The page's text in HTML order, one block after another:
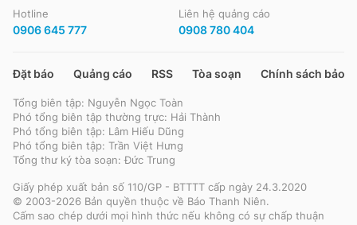
Hotline
0906 645 777
Liên hệ quảng cáo
0908 780 404
Đặt báo Quảng cáo RSS Tòa soạn Chính sách bảo
Tổng biên tập: Nguyễn Ngọc Toàn
Phó tổng biên tập thường trực: Hải Thành
Phó tổng biên tập: Lâm Hiếu Dũng
Phó tổng biên tập: Trần Việt Hưng
Tổng thư ký tòa soạn: Đức Trung
Giấy phép xuất bản số 110/GP - BTTTT cấp ngày 24.3.2020
© 2003-2026 Bản quyền thuộc về Báo Thanh Niên.
Cấm sao chép dưới mọi hình thức nếu không có sự chấp thuận